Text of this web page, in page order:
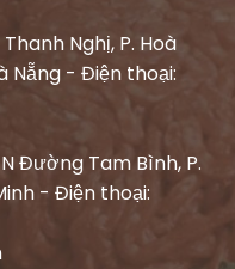
Nghị, P. Hoà
Nẵng - Điện thoại:
Đường Tam Bình, P.
- Điện thoại: